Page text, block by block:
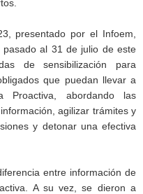
presentado por el Infoem,
al 31 de julio de este
de sensibilización para
que puedan llevar a
Proactiva, abordando las
agilizar trámites y
y detonar una efectiva
entre información de
A su vez, se dieron a